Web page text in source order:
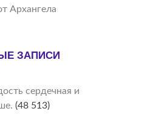
Архангела
ЗАПИСИ
сердечная и
(48 513)